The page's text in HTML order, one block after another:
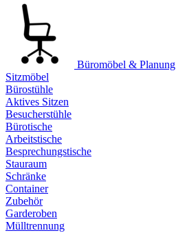
Büromöbel & Planung
Sitzmöbel
Bürostühle
Aktives Sitzen
Besucherstühle
Bürotische
Arbeitstische
Besprechungstische
Stauraum
Schränke
Container
Zubehör
Garderoben
Mülltrennung